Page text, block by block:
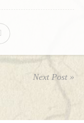
Next Post »